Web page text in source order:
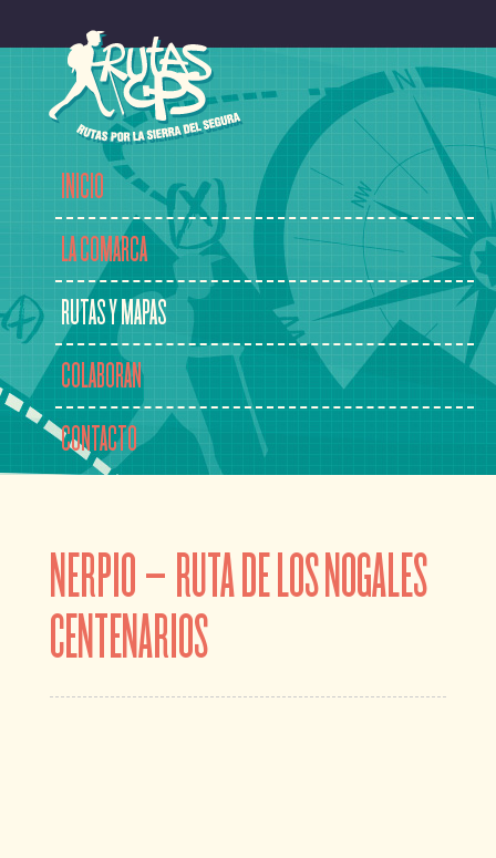
INICIO
LA COMARCA
RUTAS Y MAPAS
COLABORAN
CONTACTO
NERPIO – RUTA DE LOS NOGALES
CENTENARIOS